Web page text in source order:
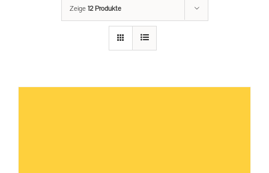
Zeige 12 Produkte